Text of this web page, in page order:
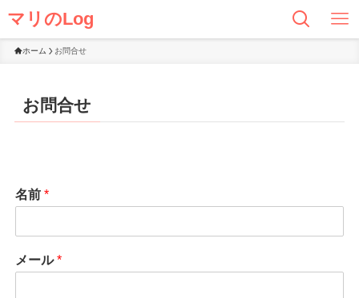
マリのLog
ホーム お問合せ
お問合せ
名前 *
メール*